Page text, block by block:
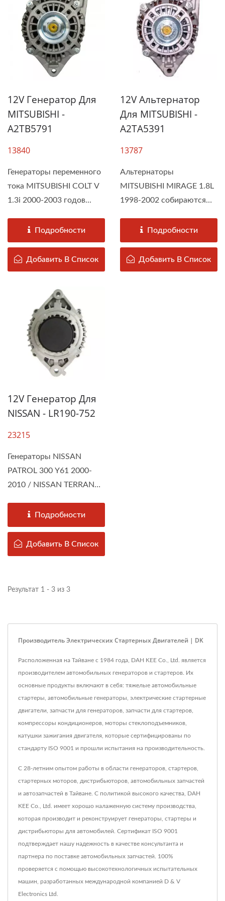
12V Генератор Для
MITSUBISHI -
A2TB5791
13840
Генераторы переменного
тока MITSUBISHI COLT V
1.3i 2000-2003 годов...
Подробности
Добавить В Список
12V Альтернатор
Для MITSUBISHI -
A2TA5391
13787
Альтернаторы
MITSUBISHI MIRAGE 1.8L
1998-2002 собираются
Подробности
Добавить В Список
12V Генератор Для
NISSAN - LR190-752
23215
Генераторы NISSAN
PATROL 300 Y61 2000-
2010 / NISSAN TERRANO
собираются...Подробности
Добавить В Список
Результат 1 - 3 из 3
Производитель Электрических Стартерных Двигателей | DK
Расположенная на Тайване с 1984 года, DAH KEE Co., Ltd. является
производителем автомобильных генераторов и стартеров. Их
основные продукты включают в себя: тяжелые автомобильные
стартеры, автомобильные генераторы, электрические стартерные
двигатели, запчасти для генераторов, запчасти для стартеров,
компрессоры кондиционеров, моторы стеклоподъемников,
катушки зажигания двигателя, которые сертифицированы по
стандарту ISO 9001 и прошли испытания на производительность.
С 28-летним опытом работы в области генераторов, стартеров,
стартерных моторов, дистрибьюторов, автомобильных запчастей
и автозапчастей в Тайване. С политикой высокого качества, DAH
KEE Co., Ltd. имеет хорошо налаженную систему производства,
которая производит и реконструирует генераторы, стартеры и
дистрибьюторы для автомобилей. Сертификат ISO 9001
подтверждает нашу надежность в качестве консультанта и
партнера по поставке автомобильных запчастей. 100%
проверяется с помощью высокотехнологичных испытательных
машин, разработанных международной компанией D & V
Electronics Ltd.